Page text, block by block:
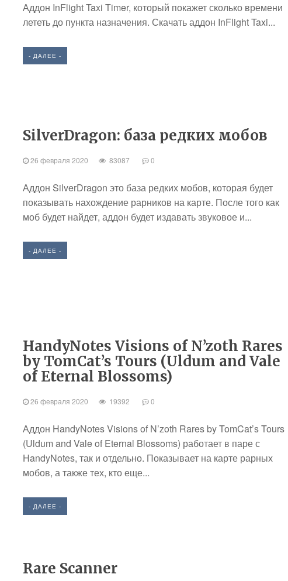
Аддон InFlight Taxi Timer, который покажет сколько времени
лететь до пункта назначения. Скачать аддон InFlight Taxi...
- ДАЛЕЕ -
SilverDragon: база редких мобов
26 февраля 2020 83087 0
Аддон SilverDragon это база редких мобов, которая будет
показывать нахождение рарников на карте. После того как
моб будет найдет, аддон будет издавать звуковое и...
- ДАЛЕЕ -
HandyNotes Visions of N’zoth Rares
by TomCat’s Tours (Uldum and Vale
of Eternal Blossoms)
26 февраля 2020 19392 0
Аддон HandyNotes Visions of N’zoth Rares by TomCat’s Tours
(Uldum and Vale of Eternal Blossoms) работает в паре с
HandyNotes, так и отдельно. Показывает на карте рарных
мобов, а также тех, кто еще...
- ДАЛЕЕ -
Rare Scanner